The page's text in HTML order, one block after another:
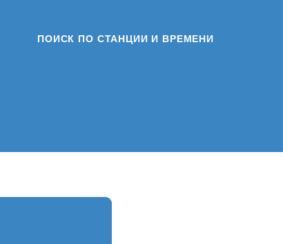
ПОИСК ПО СТАНЦИИ И ВРЕМЕНИ